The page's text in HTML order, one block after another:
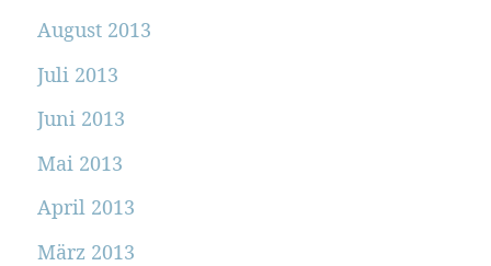
August 2013
Juli 2013
Juni 2013
Mai 2013
April 2013
März 2013